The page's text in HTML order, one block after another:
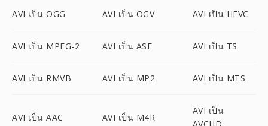
AVI เป็น OGG AVI เป็น OGV AVI เป็น HEVC
AVI เป็น MPEG-2 AVI เป็น ASF AVI เป็น TS
AVI เป็น RMVB AVI เป็น MP2 AVI เป็น MTS
AVI เป็น AAC AVI เป็น M4R
AVI เป็น